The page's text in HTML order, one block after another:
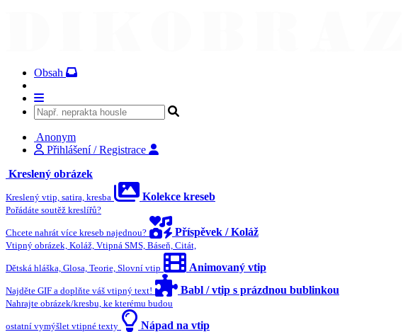
Obsah
Anonym
Přihlášení / Registrace
Kreslený obrázek
Kreslený vtip, satira, kresba Kolekce kreseb
Pořádáte soutěž kreslířů?
Chcete nahrát více kreseb najednou? Příspěvek / Koláž
Vtipný obrázek, Koláž, Vtipná SMS, Báseň, Citát,
Dětská hláška, Glosa, Teorie, Slovní vtip Animovaný vtip
Najděte GIF a doplňte váš vtipný text! Babl / vtip s prázdnou bublinkou
Nahrajte obrázek/kresbu, ke kterému budou
ostatní vymýšlet vtipné texty Nápad na vtip